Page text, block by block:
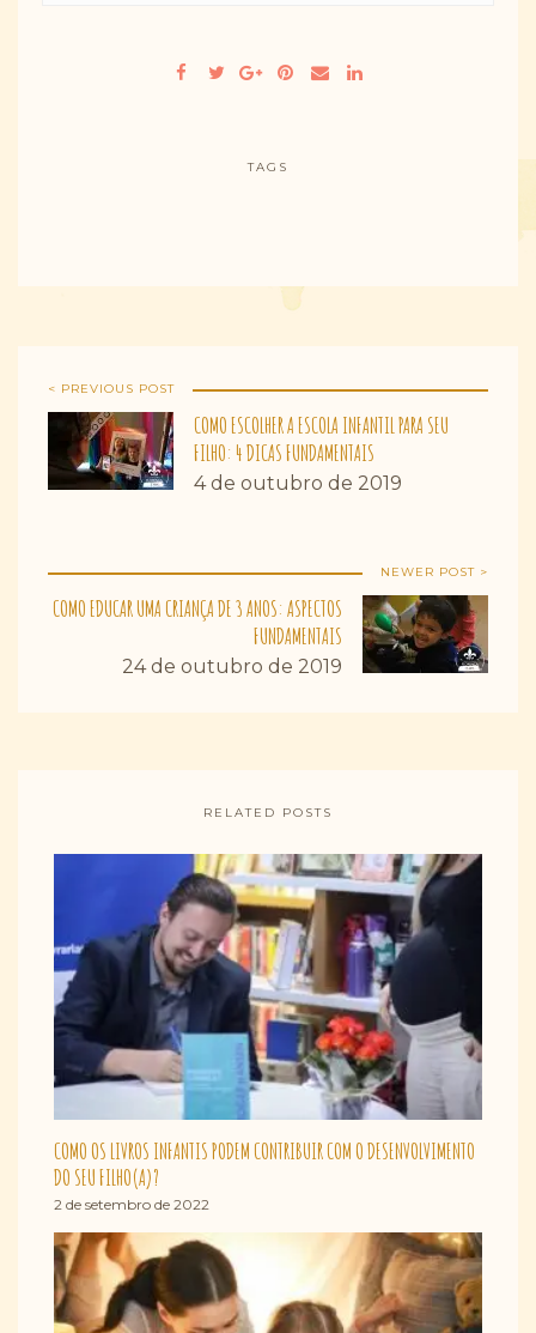
TAGS
< PREVIOUS POST
COMO ESCOLHER A ESCOLA INFANTIL PARA SEU
FILHO: 4 DICAS FUNDAMENTAIS
4 de outubro de 2019
NEWER POST >
COMO EDUCAR UMA CRIANÇA DE 3 ANOS: ASPECTOS
FUNDAMENTAIS
24 de outubro de 2019
RELATED POSTS
COMO OS LIVROS INFANTIS PODEM CONTRIBUIR COM O DESENVOLVIMENTO
DO SEU FILHO(A)?
2 de setembro de 2022